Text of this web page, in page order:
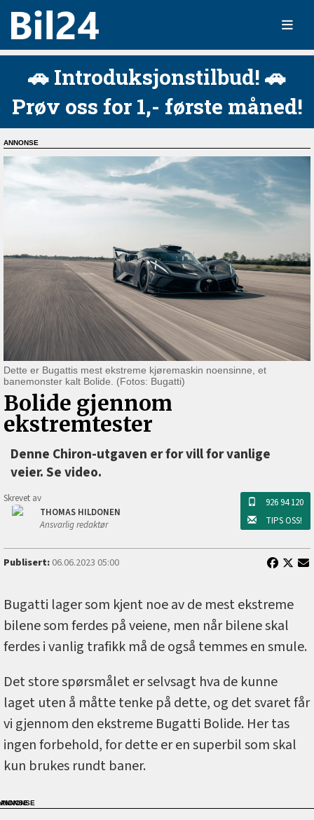
🚗 Introduksjonstilbud! 🚗
Prøv oss for 1,- første måned!
Dette er Bugattis mest ekstreme kjøremaskin noensinne, et
banemonster kalt Bolide. (Fotos: Bugatti)
Bolide gjennom
ekstremtester
Denne Chiron-utgaven er for vill for vanlige
veier. Se video.
Skrevet av
THOMAS HILDONEN
Ansvarlig redaktør
926 94 120
TIPS OSS!
Publisert:06.06.2023 05:00
Bugatti lager som kjent noe av de mest ekstreme
bilene som ferdes på veiene, men når bilene skal
ferdes i vanlig trafikk må de også temmes en smule.
Det store spørsmålet er selvsagt hva de kunne
laget uten å måtte tenke på dette, og det svaret får
vi gjennom den ekstreme Bugatti Bolide. Her tas
ingen forbehold, for dette er en superbil som skal
kun brukes rundt baner.